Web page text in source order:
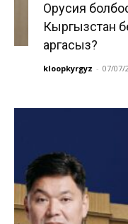
Орусия
Кыргызстан
аргасыз?
kloopkyrgyz - 07/07/